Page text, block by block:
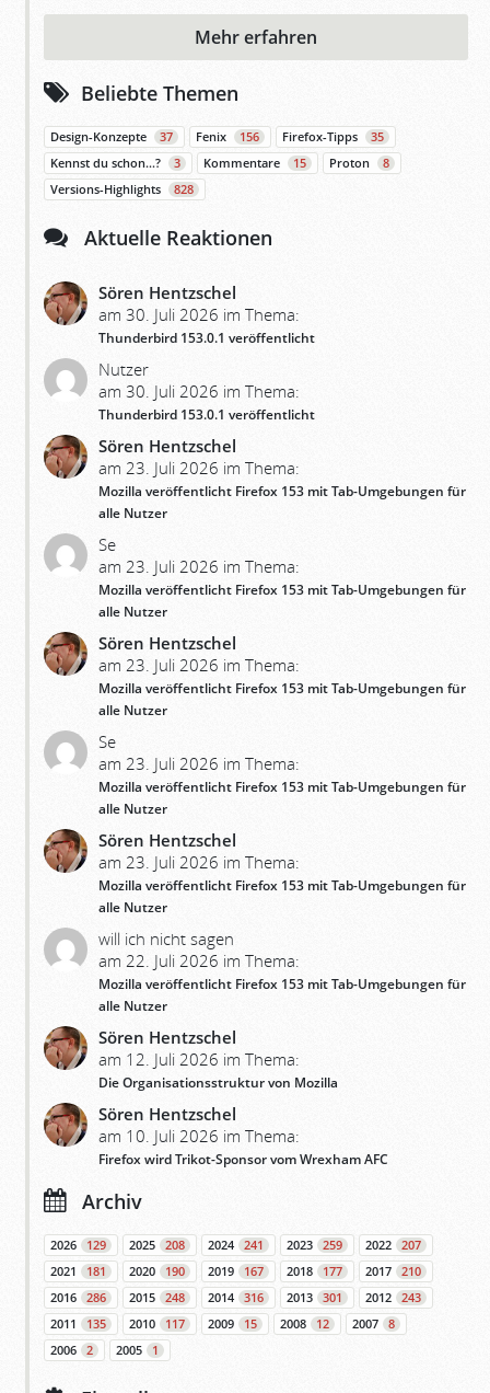
Mehr erfahren
Beliebte Themen
Design-Konzepte 37 Fenix 156 Firefox-Tipps
35
Kennst du schon…?
3 Kommentare 15 Proton
8
Versions-Highlights
828
Aktuelle Reaktionen
Sören Hentzschel
am 30. Juli 2026 im Thema:
Thunderbird 153.0.1 veröffentlicht
Nutzer
am 30. Juli 2026 im Thema:
Thunderbird 153.0.1 veröffentlicht
Sören Hentzschel
am 23. Juli 2026 im Thema:
Mozilla veröffentlicht Firefox 153 mit Tab-Umgebungen für
alle Nutzer
Se
am 23. Juli 2026 im Thema:
Mozilla veröffentlicht Firefox 153 mit Tab-Umgebungen für
alle Nutzer
Sören Hentzschel
am 23. Juli 2026 im Thema:
Mozilla veröffentlicht Firefox 153 mit Tab-Umgebungen für
alle Nutzer
Se
am 23. Juli 2026 im Thema:
Mozilla veröffentlicht Firefox 153 mit Tab-Umgebungen für
alle Nutzer
Sören Hentzschel
am 23. Juli 2026 im Thema:
Mozilla veröffentlicht Firefox 153 mit Tab-Umgebungen für
alle Nutzer
will ich nicht sagen
am 22. Juli 2026 im Thema:
Mozilla veröffentlicht Firefox 153 mit Tab-Umgebungen für
alle Nutzer
Sören Hentzschel
am 12. Juli 2026 im Thema:
Die Organisationsstruktur von Mozilla
Sören Hentzschel
am 10. Juli 2026 im Thema:
Firefox wird Trikot-Sponsor vom Wrexham AFC
Archiv
2026 129 2025 208 2024 241 2023 259 2022
207
2021
181 2020 190 2019 167 2018 177 2017
210
2016
286 2015 248 2014 316 2013 301 2012
243
2011
135 2010 117 2009 15 2008 12 2007
8
2006
2 2005 1